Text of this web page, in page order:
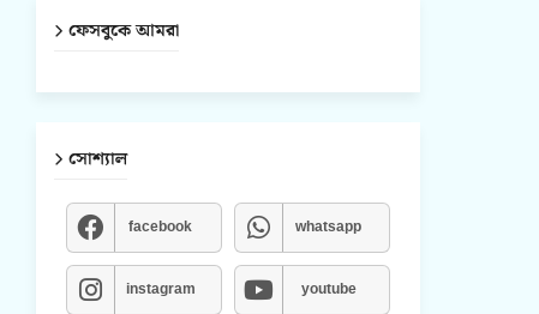
ফেসবুকে আমরা
সোশ্যাল
facebook whatsapp
instagram youtube